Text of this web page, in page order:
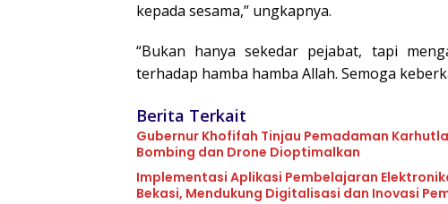
kepada sesama,” ungkapnya.
“Bukan hanya sekedar pejabat, tapi
terhadap hamba hamba Allah. Semoga
Berita Terkait
Gubernur Khofifah Tinjau Pemadaman
Bombing dan Drone Dioptimalkan
Implementasi Aplikasi Pembelajaran
Bekasi, Mendukung Digitalisasi dan Inovasi